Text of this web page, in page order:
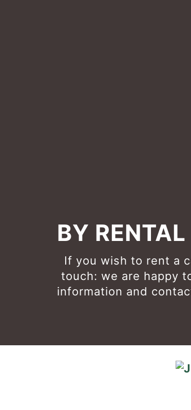
BY
If you wish to rent a
touch: we are happy
information and